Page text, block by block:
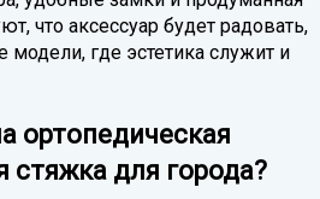
что аксессуар будет радовать,
модели, где эстетика служит и
ортопедическая
стяжка для города?